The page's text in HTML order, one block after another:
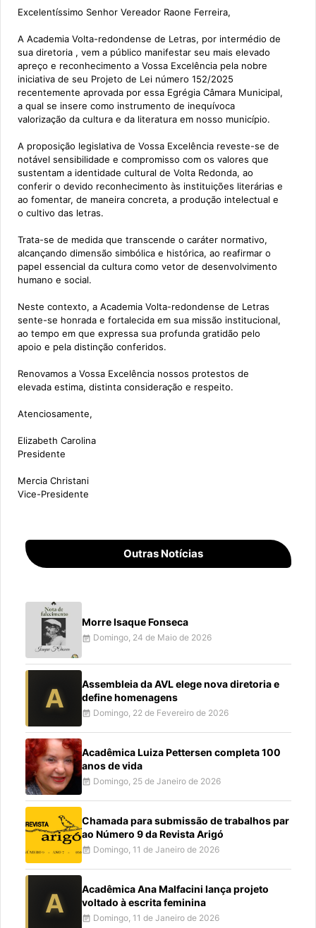
Excelentíssimo Senhor Vereador Raone Ferreira,
A Academia Volta-redondense de Letras, por intermédio de
sua diretoria , vem a público manifestar seu mais elevado
apreço e reconhecimento a Vossa Excelência pela nobre
iniciativa de seu Projeto de Lei número 152/2025
recentemente aprovada por essa Egrégia Câmara Municipal,
a qual se insere como instrumento de inequívoca
valorização da cultura e da literatura em nosso município.
A proposição legislativa de Vossa Excelência reveste-se de
notável sensibilidade e compromisso com os valores que
sustentam a identidade cultural de Volta Redonda, ao
conferir o devido reconhecimento às instituições literárias e
ao fomentar, de maneira concreta, a produção intelectual e
o cultivo das letras.
Trata-se de medida que transcende o caráter normativo,
alcançando dimensão simbólica e histórica, ao reafirmar o
papel essencial da cultura como vetor de desenvolvimento
humano e social.
Neste contexto, a Academia Volta-redondense de Letras
sente-se honrada e fortalecida em sua missão institucional,
ao tempo em que expressa sua profunda gratidão pelo
apoio e pela distinção conferidos.
Renovamos a Vossa Excelência nossos protestos de
elevada estima, distinta consideração e respeito.
Atenciosamente,
Elizabeth Carolina
Presidente
Mercia Christani
Vice-Presidente
Outras Notícias
Morre Isaque Fonseca
event_note Domingo, 24 de Maio de 2026
A
Assembleia da AVL elege nova diretoria e
define homenagens
event_note Domingo, 22 de Fevereiro de 2026
Acadêmica Luiza Pettersen completa 100
anos de vida
event_note Domingo, 25 de Janeiro de 2026
Chamada para submissão de trabalhos par
ao Número 9 da Revista Arigó
event_note Domingo, 11 de Janeiro de 2026
A
Acadêmica Ana Malfacini lança projeto
voltado à escrita feminina
event_note Domingo, 11 de Janeiro de 2026